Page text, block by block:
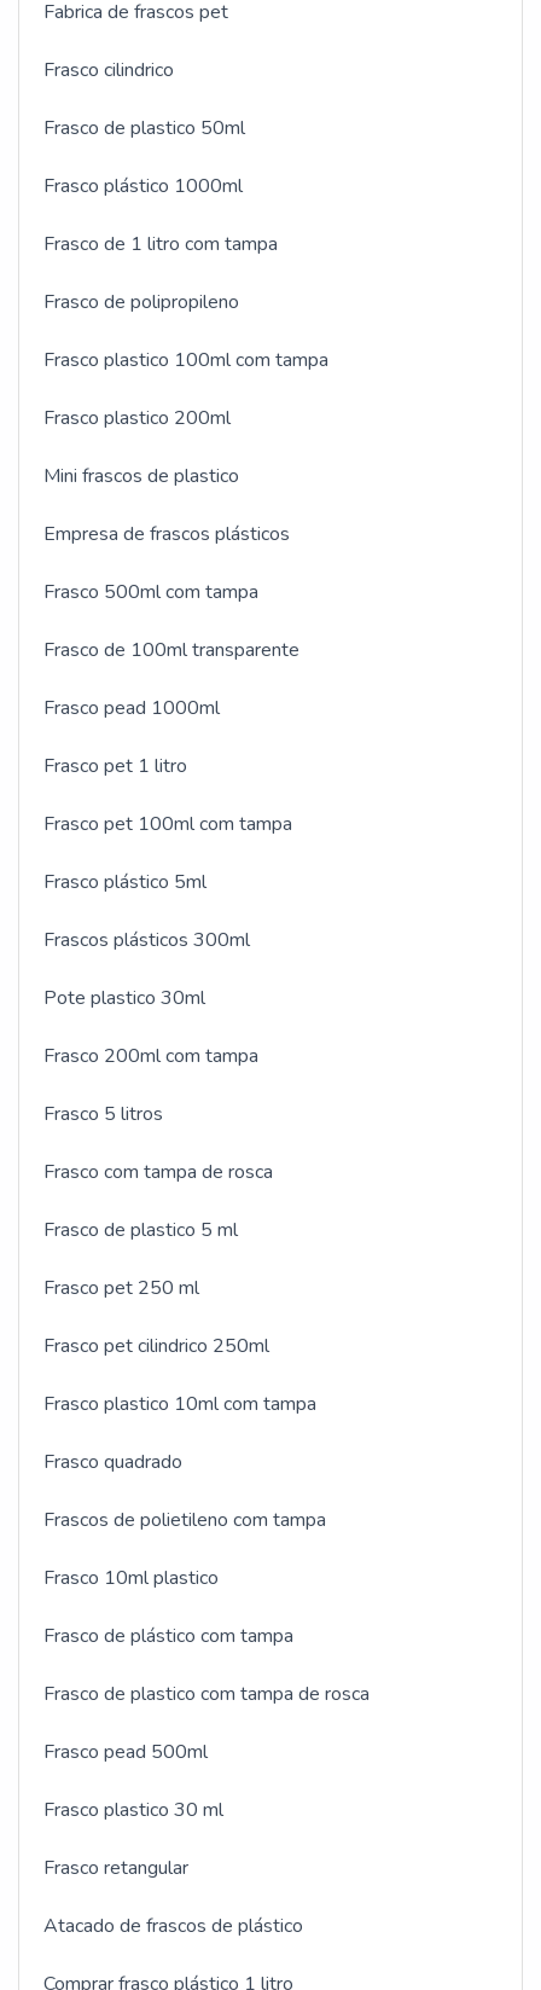
veterinária com ótima qualidade e
empresa conta com profissionais especializados e
conquistando então a confiança de todos. A Avery é
pela idoneidade em tudo que faz, garantindo uma
Fabrica de frascos pet
Frasco cilindrico
Frasco de plastico 50ml
Frasco plástico 1000ml
Frasco de 1 litro com tampa
Frasco de polipropileno
Frasco plastico 100ml com tampa
Frasco plastico 200ml
Mini frascos de plastico
Empresa de frascos plásticos
Frasco 500ml com tampa
Frasco de 100ml transparente
Frasco pead 1000ml
Frasco pet 1 litro
Frasco pet 100ml com tampa
Frasco plástico 5ml
Frascos plásticos 300ml
Pote plastico 30ml
Frasco 200ml com tampa
Frasco 5 litros
Frasco com tampa de rosca
Frasco de plastico 5 ml
Frasco pet 250 ml
Frasco pet cilindrico 250ml
Frasco plastico 10ml com tampa
Frasco quadrado
Frascos de polietileno com tampa
Frasco 10ml plastico
Frasco de plástico com tampa
Frasco de plastico com tampa de rosca
Frasco pead 500ml
Frasco plastico 30 ml
Frasco retangular
Atacado de frascos de plástico
Comprar frasco plástico 1 litro